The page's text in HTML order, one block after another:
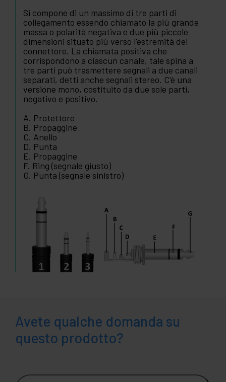
Si compone di un massimo di tre parti di
collegamento essendo chiamato la più grande
massa o polarità negativa e due più piccole
dimensioni situato più verso l'estremità del
connettore. La chiamata positiva che
corrispondono a ciascun canale, tale spina a
tre parti può trasmettere segnali a due canali
separati, detti anche segnali stereo. C'è una
versione mono, costituito da due sole parti,
negativo e positivo.
A. Protettore
B. Propaggine
C. Anello
D. Punta
E. Propaggine
F. Ring (segnale giusto)
G. Punta (segnale sinistro)
Avete qualche domanda su
questo prodotto?